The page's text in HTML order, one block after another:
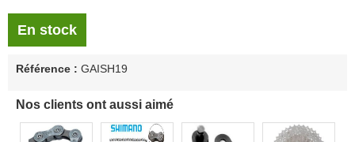
En stock
Référence : GAISH19
Nos clients ont aussi aimé